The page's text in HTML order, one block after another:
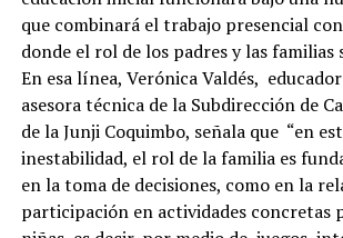
que combinará el trabajo presencial
donde el rol de los padres y las familias
En esa línea, Verónica Valdés,
asesora técnica de la Subdirección de
de la Junji Coquimbo, señala que “en
inestabilidad, el rol de la familia es
en la toma de decisiones, como en la
participación en actividades concretas